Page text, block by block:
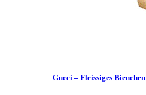
Gucci – Fleissiges Bienchen